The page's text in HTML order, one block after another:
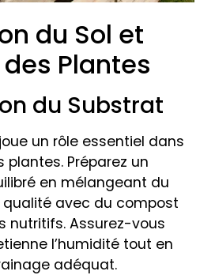
du Sol et
Plantes
du Substrat
un rôle essentiel dans
Préparez un
en mélangeant du
avec du compost
nutritifs. Assurez-vous
l’humidité tout en
adéquat.